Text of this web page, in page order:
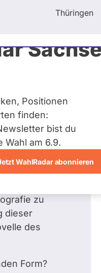
Thüringen
Positionen
finden:
bist du
am 6.9.
WahlRadar abonnieren
bezüglich
Zum Profil
soziale
zu
dieser
des
Form?